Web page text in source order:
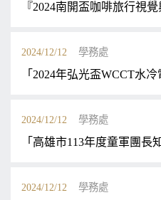
『2024南開盃咖啡旅行視
2024/12/12 學務處
「2024年弘光盃WCCT水
2024/12/12 學務處
「高雄市113年度童軍團長
2024/12/12 學務處